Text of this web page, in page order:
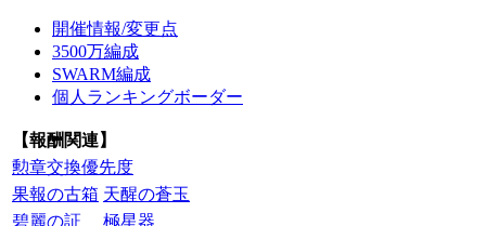
開催情報/変更点
3500万編成
SWARM編成
個人ランキングボーダー
【報酬関連】
勲章交換優先度
果報の古箱 天醒の蒼玉
碧麗の証
極星器